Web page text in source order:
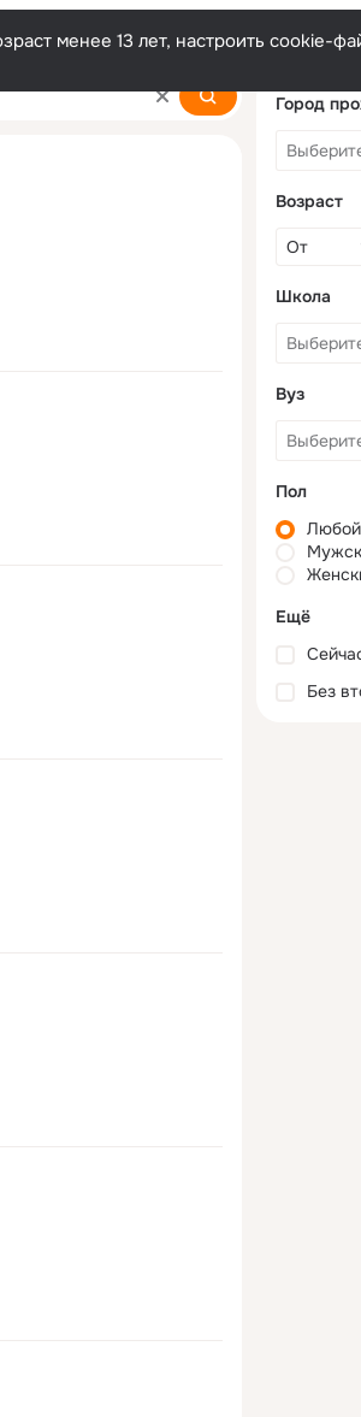
менее 13 лет, настроить cookie-
Город
Возраст
Школа
Вуз
Пол
Любой
Ещё
Без